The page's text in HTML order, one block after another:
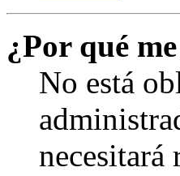
¿Por qué
No está
necesitará